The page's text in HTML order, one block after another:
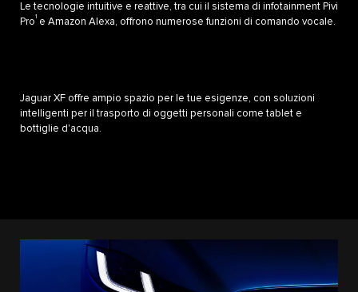
Le tecnologie intuitive e reattive, tra cui il sistema di infotainment Pivi
Pro1 e Amazon Alexa, offrono numerose funzioni di comando vocale.
Jaguar XF offre ampio spazio per le tue esigenze, con soluzioni
intelligenti per il trasporto di oggetti personali come tablet e
bottiglie d'acqua.